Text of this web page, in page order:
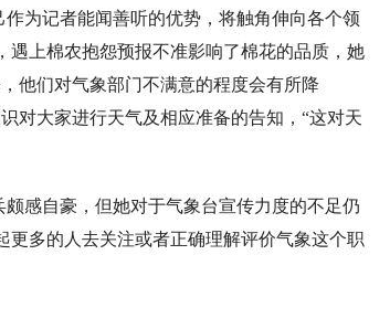
为记者能闻善听的优势，将触角伸向各个领
上棉农抱怨预报不准影响了棉花的品质，她
他们对气象部门不满意的程度会有所降
对大家进行天气及相应准备的告知，“这对天
感自豪，但她对于气象台宣传力度的不足仍
多的人去关注或者正确理解评价气象这个职